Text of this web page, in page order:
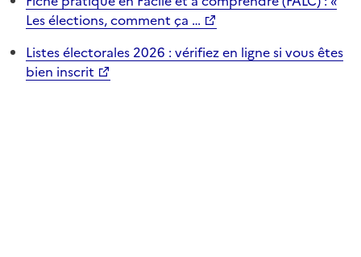
Les élections, comment ça …
Listes électorales 2026 : vérifiez en ligne si vous êtes
bien inscrit